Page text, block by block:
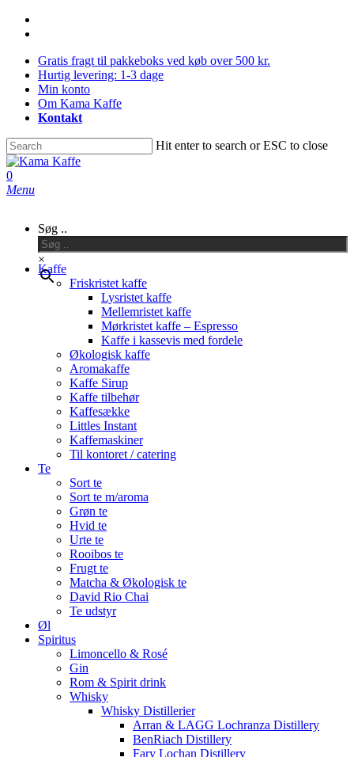
Skip
contentGratis fragt til pakkeboks ved køb over 500 kr.
Hurtig levering: 1-3 dage
Min konto
Om Kama Kaffe
Kontakt
Hit enter to search or ESC to close
Close
Search
0
Menu
Søg ..
×
Kaffe
Friskristet kaffe
Lysristet kaffe
Mellemristet kaffe
Mørkristet kaffe – Espresso
Kaffe i kassevis med fordele
Økologisk kaffe
Aromakaffe
Kaffe Sirup
Kaffe tilbehør
Kaffesække
Littles Instant
Kaffemaskiner
Til kontoret / catering
Te
Sort te
Sort te m/aroma
Grøn te
Hvid te
Urte te
Rooibos te
Frugt te
Matcha & Økologisk te
David Rio Chai
Te udstyr
Øl
Spiritus
Limoncello & Rosé
Gin
Rom & Spirit drink
Whisky
Whisky Distillerier
Arran & LAGG Lochranza Distillery
BenRiach Distillery
Fary Lochan Distillery